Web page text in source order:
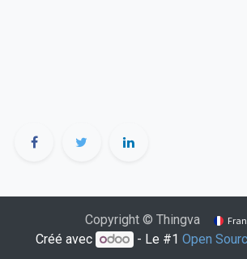
Copyright © Thingva
Créé avec - Le #1 Open